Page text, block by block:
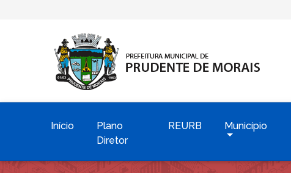
Início
Plano
Diretor
REURB Município